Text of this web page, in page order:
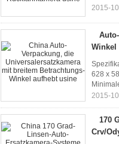
2015-
Winkel
628 x
2015-
170
Crv/